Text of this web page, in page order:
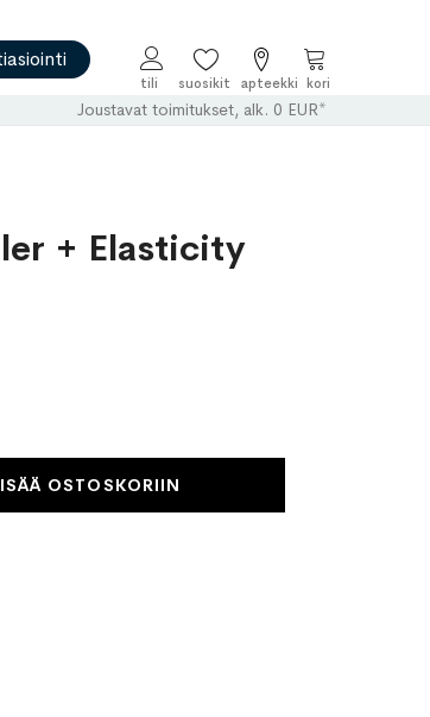
Ostoskori
Joustavat toimitukset, alk. 0 EUR*
+ Elasticity
OSTOSKORIIN